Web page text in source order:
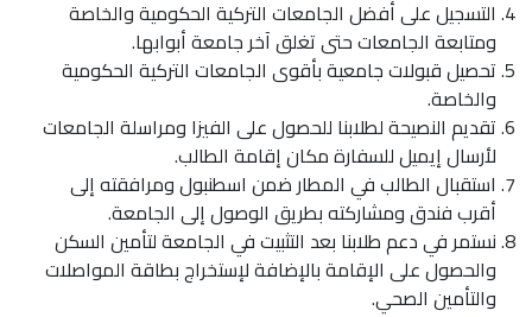
التسجيل على أفضل الجامعات التركية الحكومية والخاصة
ومتابعة الجامعات حتى تغلق آخر جامعة أبوابها.
تحصيل قبولات جامعية بأقوى الجامعات التركية الحكومية
والخاصة.
تقديم النصيحة لطلابنا للحصول على الفيزا ومراسلة الجامعات
لأرسال إيميل للسفارة مكان إقامة الطالب.
استقبال الطالب في المطار ضمن اسطنبول ومرافقته إلى
أقرب فندق ومشاركته بطريق الوصول إلى الجامعة.
نستمر في دعم طلابنا بعد التثبيت في الجامعة لتأمين السكن
والحصول على الإقامة بالإضافة لإستخراج بطاقة المواصلات
والتأمين الصحي.